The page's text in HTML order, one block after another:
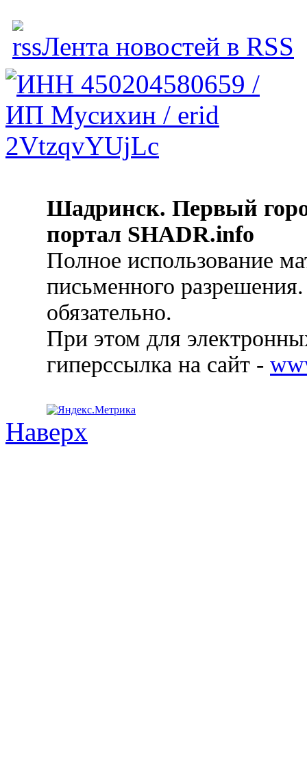
Лента новостей в RSS
Шадринск. Первый
портал SHADR.info
Полное использование
письменного
обязательно.
При этом для
гиперссылка на сайт -
Наверх